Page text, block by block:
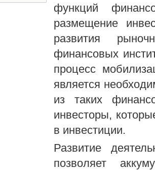
функций
размещение
развития
финансовых
процесс
является
из таких
инвесторы,
в инвестиции.
Развитие
позволяет